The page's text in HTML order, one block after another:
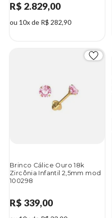
R$ 2.829,00
ou 10x de R$ 282,90
Brinco Cálice Ouro 18k
Zircônia Infantil 2,5mm mod
100298
R$ 339,00